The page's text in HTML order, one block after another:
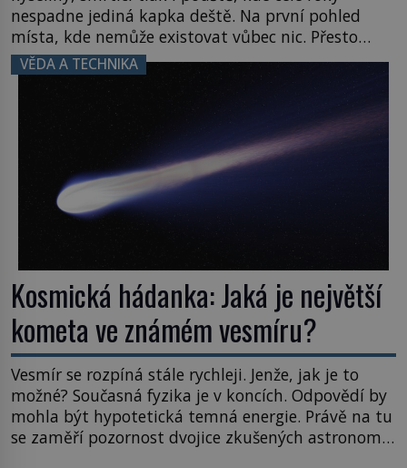
nespadne jediná kapka deště. Na první pohled
místa, kde nemůže existovat vůbec nic. Přesto
právě tady vědci objevují organismy, které
posouvají hranice života. Každý nový nález mění
naše představy o tom, co všechno dokáže příroda a
napovídá, kde bychom jednou […]
VĚDA A TECHNIKA
Kosmická hádanka: Jaká je největší
kometa ve známém vesmíru?
Vesmír se rozpíná stále rychleji. Jenže, jak je to
možné? Současná fyzika je v koncích. Odpovědí by
mohla být hypotetická temná energie. Právě na tu
se zaměří pozornost dvojice zkušených astronomů.